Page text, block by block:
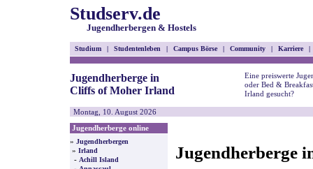
Studserv.de
Jugendherbergen & Hostels
Studium | Studentenleben | Campus Börse | Community | Karriere |
Jugendherberge in
Cliffs of Moher Irland
Eine preiswerte
oder Bed &
Irland gesucht?
Montag, 10. August 2026
Jugendherberge online
» Jugendherbergen
» Irland
- Achill Island
Jugendherberge